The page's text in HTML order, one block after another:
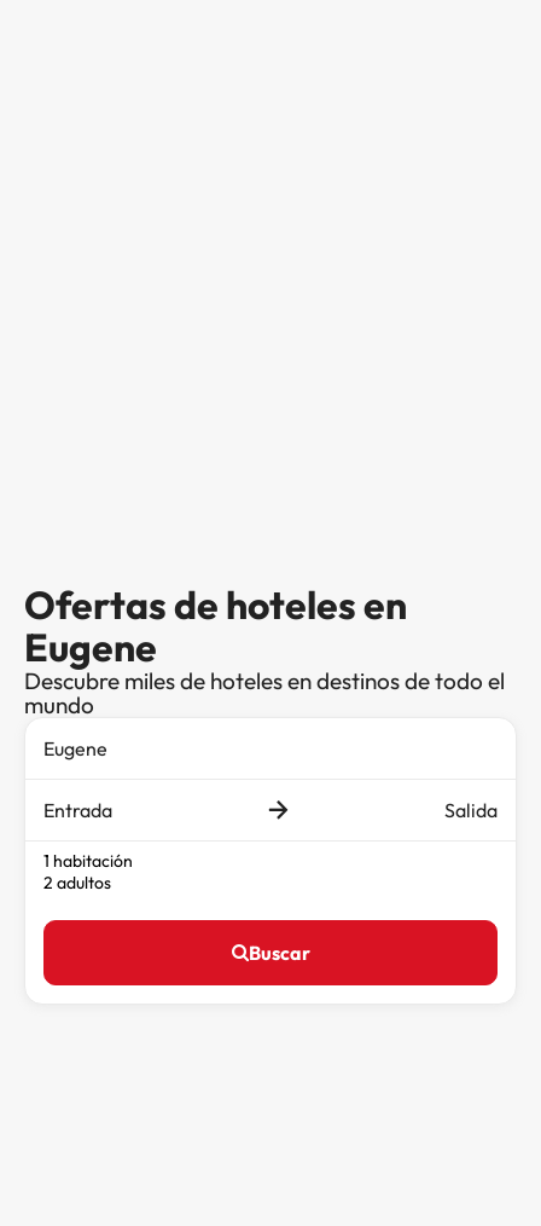
Ofertas de hoteles en
Eugene
Descubre miles de hoteles en destinos de todo el
mundo
Entrada Salida
1 habitación
2 adultos
Buscar